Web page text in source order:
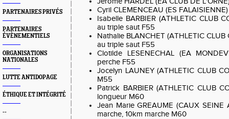
PARTENAIRES PRIVÉS
PARTENAIRES
ÉVÈNEMENTIELS
ORGANISATIONS
NATIONALES
LUTTE ANTIDOPAGE
ÉTHIQUE ET INTÉGRITÉ
--
Cyril CLEMENCEAU (ES
Isabelle BARBIER (ATHLETIC CLUB
au triple saut F55
Nathalie BLANCHET (ATHLETIC
au triple saut F55
Clotilde LESENECHAL (EA
perche F55
Jocelyn LAUNEY (ATHLETIC CLUB
M55
Patrick BARBIER (ATHLETIC CLUB
longueur M60
Jean Marie GREAUME (CAUX SEINE
marche, 10km marche M60